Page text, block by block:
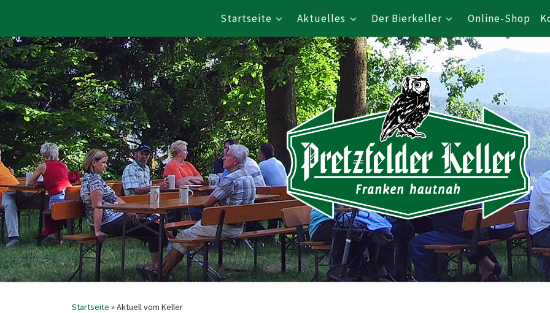
Startseite Aktuelles Der Bierkeller Online-Shop
Startseite »Aktuell vom Keller